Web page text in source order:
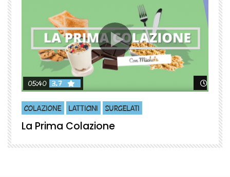
05:40 3.7
COLAZIONE LATTICINI SURGELATI
La Prima Colazione